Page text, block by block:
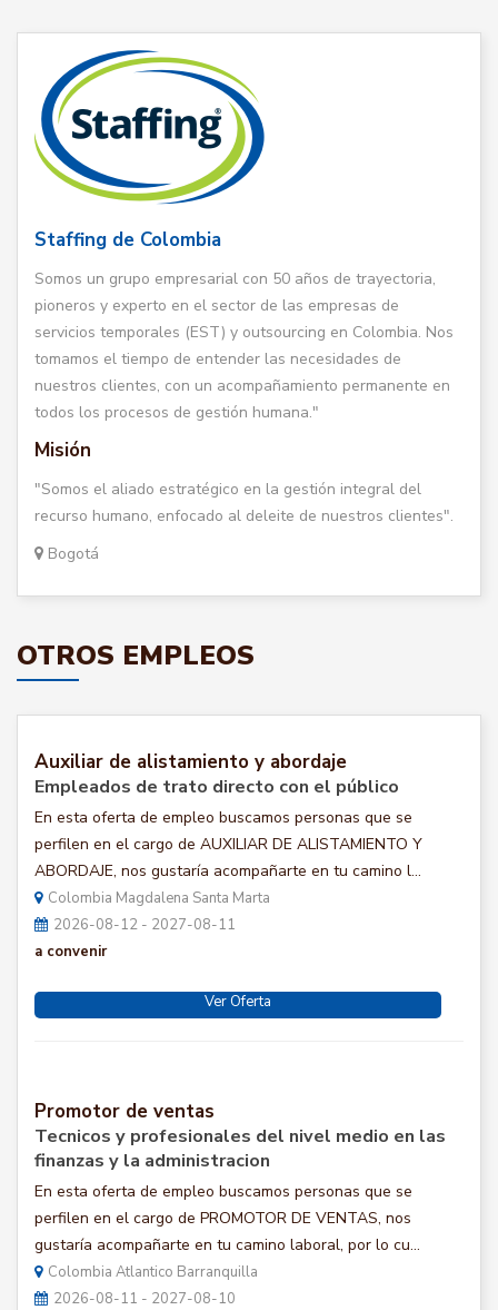
Staffing de Colombia
Somos un grupo empresarial con 50 años de trayectoria,
pioneros y experto en el sector de las empresas de
servicios temporales (EST) y outsourcing en Colombia. Nos
tomamos el tiempo de entender las necesidades de
nuestros clientes, con un acompañamiento permanente en
todos los procesos de gestión humana."
Misión
"Somos el aliado estratégico en la gestión integral del
recurso humano, enfocado al deleite de nuestros clientes".
Bogotá
OTROS EMPLEOS
Auxiliar de alistamiento y abordaje
Empleados de trato directo con el público
En esta oferta de empleo buscamos personas que se
perfilen en el cargo de AUXILIAR DE ALISTAMIENTO Y
ABORDAJE, nos gustaría acompañarte en tu camino l...
Colombia Magdalena Santa Marta
2026-08-12 - 2027-08-11
a convenir
Ver Oferta
Promotor de ventas
Tecnicos y profesionales del nivel medio en las
finanzas y la administracion
En esta oferta de empleo buscamos personas que se
perfilen en el cargo de PROMOTOR DE VENTAS, nos
gustaría acompañarte en tu camino laboral, por lo cu...
Colombia Atlantico Barranquilla
2026-08-11 - 2027-08-10